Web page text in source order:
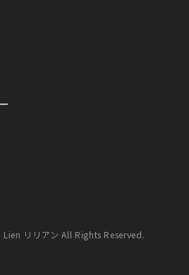
リリアン All Rights Reserved.